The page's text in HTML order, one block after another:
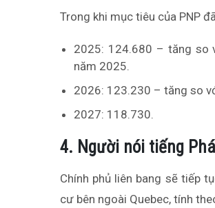
Trong khi mục tiêu của PNP
2025: 124.680 – tăng so
năm 2025.
2026: 123.230 – tăng so
2027: 118.730.
4. Người nói tiếng
Chính phủ liên bang sẽ tiếp
cư bên ngoài Quebec, tính